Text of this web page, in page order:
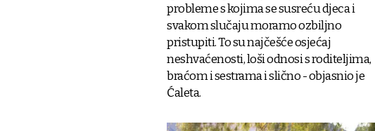
probleme s kojima se susreću djeca i
svakom slučaju moramo ozbiljno
pristupiti. To su najčešće osjećaj
neshvaćenosti, loši odnosi s roditeljima,
braćom i sestrama i slično - objasnio je
Ćaleta.